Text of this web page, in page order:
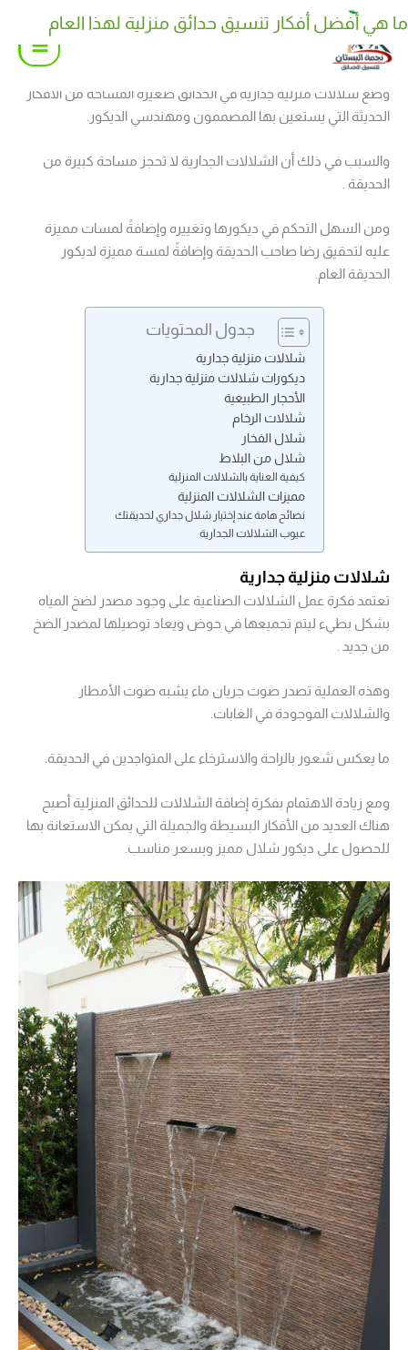
إلى
المحتوى
وضع شلالات منزلية جدارية في الحدائق صغيرة المساحة من الأفكار
الحديثة التي يستعين بها المصممون ومهندسي الديكور.
والسبب في ذلك أن الشلالات الجدارية لا تحجز مساحة كبيرة من
الحديقة .
ومن السهل التحكم في ديكورها وتغييره وإضافةً لمسات مميزة
عليه لتحقيق رضا صاحب الحديقة وإضافةً لمسة مميزة لديكور
الحديقة العام.
جدول المحتويات
شلالات منزلية جدارية
ديكورات شلالات منزلية جدارية
الأحجار الطبيعية
شلالات الرخام
شلال الفخار
شلال من البلاط
كيفية العناية بالشلالات المنزلية
مميزات الشلالات المنزلية
نصائح هامة عند إختيار شلال جداري لحديقتك
عيوب الشلالات الجدارية
شلالات منزلية جدارية
تعتمد فكرة عمل الشلالات الصناعية على وجود مصدر لضخ المياه
بشكل بطيء ليتم تجميعها في حوض ويعاد توصيلها لمصدر الضخ
من جديد .
وهذه العملية تصدر صوت جريان ماء يشبه صوت الأمطار
والشلالات الموجودة في الغابات.
ما يعكس شعور بالراحة والاسترخاء على المتواجدين في الحديقة.
ومع زيادة الاهتمام بفكرة إضافة الشلالات للحدائق المنزلية أصبح
هناك العديد من الأفكار البسيطة والجميلة التي يمكن الاستعانة بها
للحصول على ديكور شلال مميز وبسعر مناسب.
كيف تختار نوع نوافير وشلالات منزلية مناسب لحديقتك
ما هي أفضل أفكار تنسيق حدائق منزلية لهذا العام